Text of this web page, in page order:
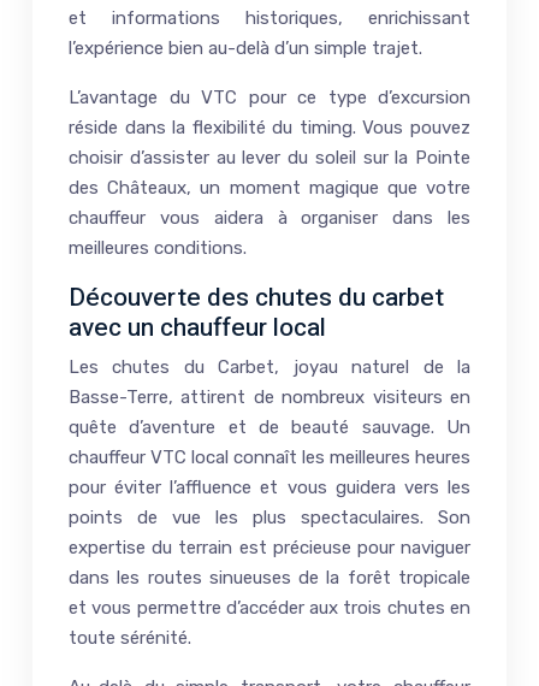
et informations historiques, enrichissant
l’expérience bien au-delà d’un simple trajet.
L’avantage du VTC pour ce type d’excursion
réside dans la flexibilité du timing. Vous pouvez
choisir d’assister au lever du soleil sur la Pointe
des Châteaux, un moment magique que votre
chauffeur vous aidera à organiser dans les
meilleures conditions.
Découverte des chutes du carbet
avec un chauffeur local
Les chutes du Carbet, joyau naturel de la
Basse-Terre, attirent de nombreux visiteurs en
quête d’aventure et de beauté sauvage. Un
chauffeur VTC local connaît les meilleures heures
pour éviter l’affluence et vous guidera vers les
points de vue les plus spectaculaires. Son
expertise du terrain est précieuse pour naviguer
dans les routes sinueuses de la forêt tropicale
et vous permettre d’accéder aux trois chutes en
toute sérénité.